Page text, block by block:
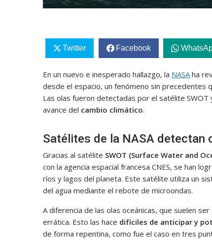
Twitter Facebook
En un nuevo e inesperado hallazgo, la NASAha
desde el espacio, un fenómeno sin precedentes
Las olas fueron detectadas por el satélite
avance del cambio climático.
Satélites de la NASA detectan
Gracias al satélite SWOT (Surface Water and
con la agencia espacial francesa CNES, se han
ríos y lagos del planeta. Este satélite utiliza un
del agua mediante el rebote de microondas.
A diferencia de las olas oceánicas, que suelen
errática. Esto las hace difíciles de anticipar y
de forma repentina, como fue el caso en tres